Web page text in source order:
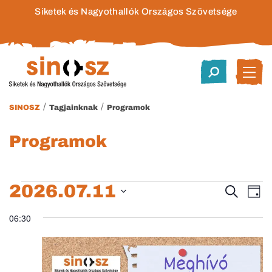
Siketek és Nagyothallók Országos Szövetsége
SINOSZ / Tagjainknak / Programok
Programok
Események
for
2026.07.11.
és
nézet
Keresett
kifejezés
Nap
2026.07.11
kiválasztása.
06:30